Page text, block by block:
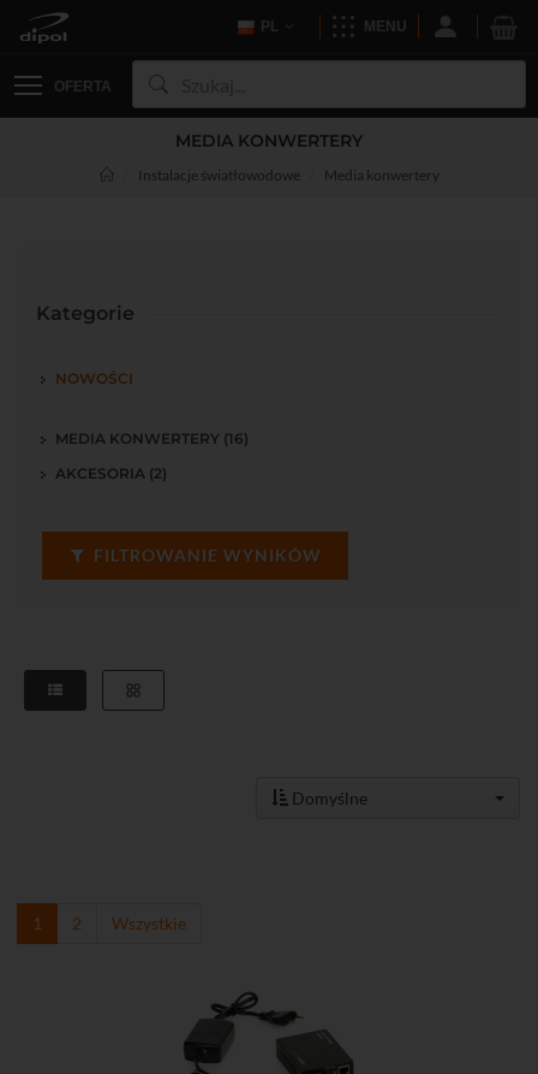
PL MENU
OFERTA
MEDIA KONWERTERY
Instalacje światłowodowe Media konwertery
Kategorie
NOWOŚCI
MEDIA KONWERTERY (16)
AKCESORIA (2)
FILTROWANIE WYNIKÓW
Domyślne
1 2 Wszystkie